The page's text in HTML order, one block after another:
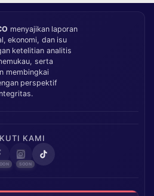
menyajikan laporan
ekonomi, dan isu
ketelitian analitis
serta
membingkai
perspektif
KAMI